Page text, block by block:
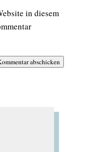
in diesem
abschicken